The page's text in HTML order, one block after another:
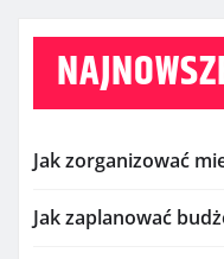
Jak zorganizować
Jak zaplanować